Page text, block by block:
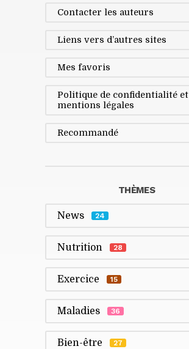
Contacter les auteurs
Liens vers d’autres sites
Mes favoris
Politique de confidentialité et
mentions légales
Recommandé
THÈMES
News 24
Nutrition 28
Exercice 15
Maladies 36
Bien-être 27